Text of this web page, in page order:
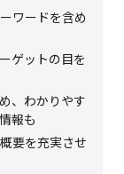
ワードを含め
ゲットの目を
、わかりやす
報も
要を充実させ